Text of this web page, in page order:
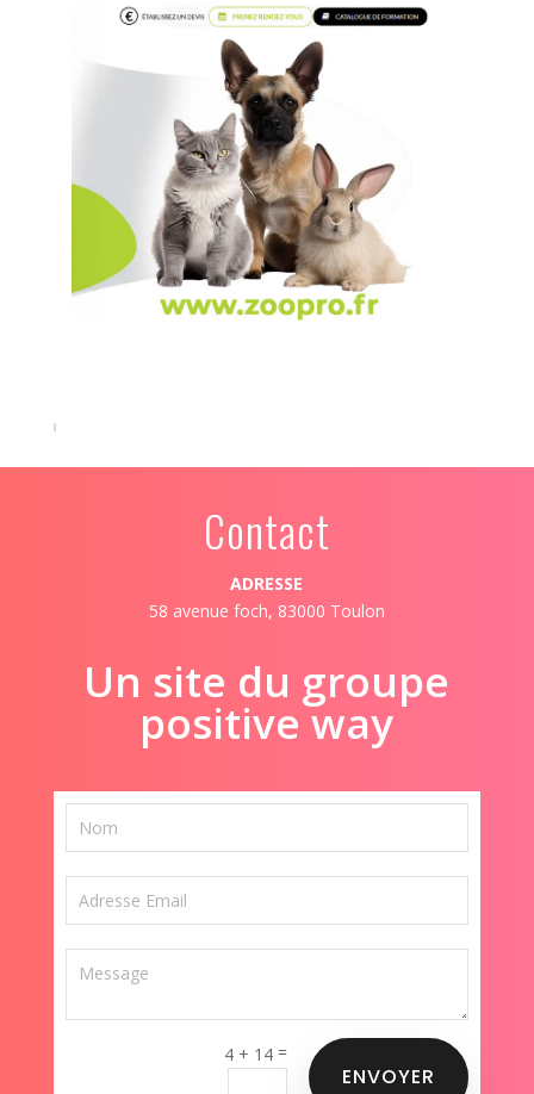
Contact
ADRESSE
58 avenue foch, 83000 Toulon
Un site du groupe
positive way
4 + 14 =
ENVOYER